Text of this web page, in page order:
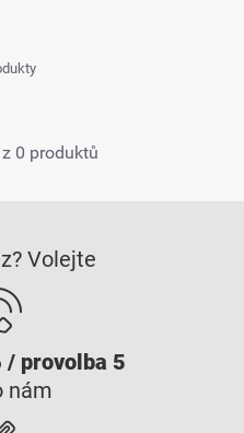
0 produktů
Volejte
provolba 5
nám